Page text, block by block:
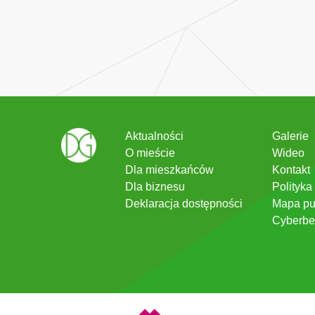
Aktualności
O mieście
Dla mieszkańców
Dla biznesu
Deklaracja dostępności
Galerie
Wideo
Kontakt
Mapa